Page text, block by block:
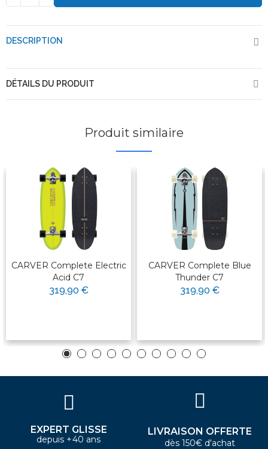
DESCRIPTION
DÉTAILS DU PRODUIT
Produit similaire
CARVER Complete Electric
Acid C7
319,90 €
CARVER Complete Blue
Thunder C7
319,90 €
EXPERT GLISSE
depuis +40 ans
LIVRAISON OFFERTE
dès 150€ d'achat